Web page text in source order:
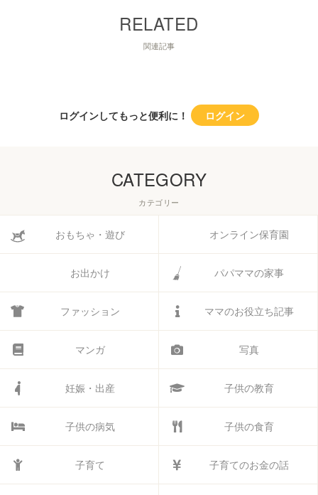
関連記事
ログインしてもっと便利に！ ログイン
CATEGORY
カテゴリー
おもちゃ・遊び オンライン保育園
お出かけ パパママの家事
ファッション ママのお役立ち記事
マンガ 写真
妊娠・出産 子供の教育
子供の病気 子供の食育
子育て 子育てのお金の話